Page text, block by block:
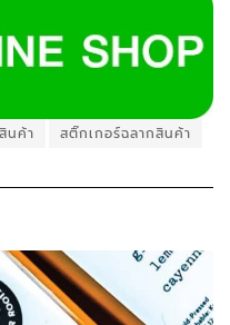
นค้า สติ๊กเกอร์ฉลากสินค้า